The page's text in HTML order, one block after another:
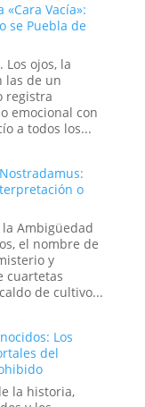
Ciencia
de
«Cara Vacía»:
se Puebla de
ojos, la
las de un
registra
emocional con
a todos los...
o
Ambigüedad
el nombre de
y
cuartetas
de cultivo...
Los
del
la historia,